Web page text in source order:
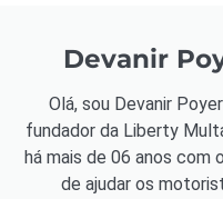
Devanir
Olá, sou Devanir
fundador da Liberty
há mais de 06 anos com
de ajudar os